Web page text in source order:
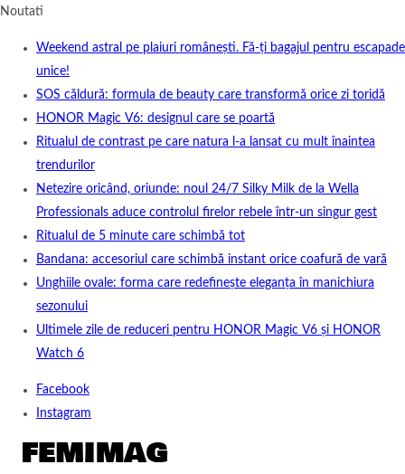
Noutati
Weekend astral pe plaiuri românești. Fă-ți bagajul pentru escapade
unice!
SOS căldură: formula de beauty care transformă orice zi toridă
HONOR Magic V6: designul care se poartă
Ritualul de contrast pe care natura l-a lansat cu mult înaintea
trendurilor
Netezire oricând, oriunde: noul 24/7 Silky Milk de la Wella
Professionals aduce controlul firelor rebele într-un singur gest
Ritualul de 5 minute care schimbă tot
Bandana: accesoriul care schimbă instant orice coafură de vară
Unghiile ovale: forma care redefinește eleganța în manichiura
sezonului
Ultimele zile de reduceri pentru HONOR Magic V6 și HONOR
Watch 6
Facebook
Instagram